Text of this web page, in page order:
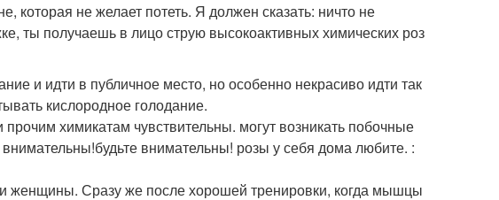
которая не желает потеть. Я должен сказать: ничто не
ты получаешь в лицо струю высокоактивных химических роз
и идти в публичное место, но особенно некрасиво идти так
кислородное голодание.
химикатам чувствительны. могут возникать побочные
внимательны! розы у себя дома любите. :
женщины. Сразу же после хорошей тренировки, когда мышцы